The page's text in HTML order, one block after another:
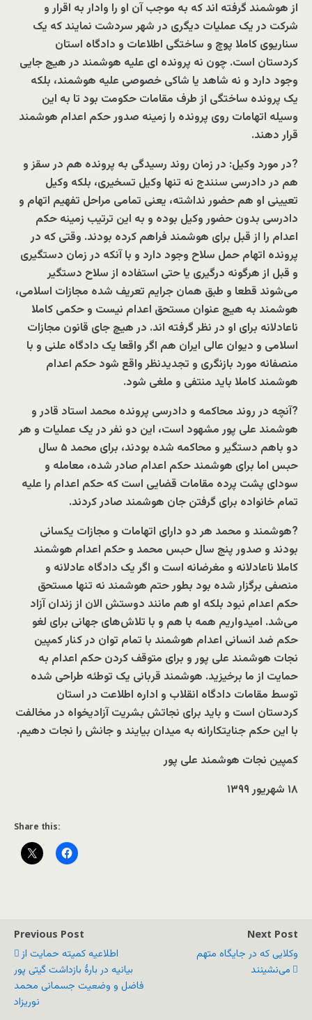
از هوشمند گرفته اند که به موجب آن او را وادار به اقرار و
شرکت در یک عملیات دیگری در شهر سردشت نمایند که یک
سناریوی کاملا پوچ و ساختگی اطلاعات و دادگاه استان
کردستان است. چون نه پرونده ای علیه هوشمند در هیچ جایی
وجود دارد و نه شاهد یا شاکی خصوصی علیه هوشمند، بلکه
یک پرونده ساختگی از طرف مقامات حکومت بود تا به این
وسیله اتهامات روی پرونده را زمینه صدور حکم اعدام هوشمند
قرار دهند.
?در مورد وکیل: در زمان روند رسیدگی به پرونده هم در سقز و
هم در دادرسی سنندج نه تنها وکیل تسخیری، بلکه وکیل
تعیینی او هم حضور نداشته، یعنی تمامی مراحل تفهیم اتهام و
دادرسی بدون حضور وکیل بوده و به این ترتیب زمینه حکم
اعدام را از قبل برای هوشمند فراهم کرده بودند. وقتی که در
پرونده اتهام حمل سلاح وجود دارد و با آنکه در زمان دستگیری
و قبل از هرگونه درگیری یا حتی استفاده از سلاح دستگیر
می‌شوند قطعا و طبق همان جرایم تعریف شده مجازات اسلامی،
هوشمند به هیچ عنوان مستحق اعدام نیست و حکمی کاملا
ناعادلانه برای او در نظر گرفته اند. در هیچ جای قانون مجازات
اسلامی و دیوان عالی ایران هم اگر واقعا یک دادگاه علنی و با
منصفانه مورد بازنگری و تجدیدنظر واقع شود حکم اعدام
هوشمند کاملا باید منتفی و ملغی شود.
?آنچه در روند محاکمه و دادرسی پرونده محمد استاد قادر و
هوشمند علی پور مشهود است، این دو نفر در یک عملیات و هر
دو باهم دستگیر و محاکمه شده بودند، برای محمد
۵ سال
حبس اما برای هوشمند حکم اعدام صادر شده، معامله و
سودای پشت پرده مقامات قضایی است که حکم اعدام را علیه
تمام خانواده برای گرفتن جان هوشمند صادر کردند.
?هوشمند و محمد هر دو دارای اتهامات و مجازات یکسانی
بودند و صدور پنج سال حبس محمد و حکم اعدام هوشمند
کاملا ناعادلانه و مغرضانه است و اگر یک دادگاه عادلانه و
منصفی برگزار شده بود بطور حتم هوشمند نه تنها مستحق
حکم اعدام نبود بلکه او هم مانند دوستش الان از زندان آزاد
می‌شد. امیدواریم همه با هم و با تلاش‌های جهانی برای لغو
حکم ضد انسانی اعدام هوشمند با تمام توان در کنار کمپین
نجات هوشمند علی پور و برای متوقف کردن حکم اعدام به
حمایت از ما برخیزید. هوشمند قربانی یک توطئه طراحی شده
توسط مقامات دادگاه انقلاب و اداره اطلاعت در استان
کردستان است و باید برای نجاتش بشریت آزادیخواه در مخالفت
با این حکم جنایتکارانه به میدان بیایند و جانش را نجات دهیم.
کمپین نجات هوشمند علی پور
۱۸ شهریور
۱۳۹۹
Share this:
Previous Post
اطلاعیه کمیته حمایت از
بیانیه در بارۀ بازداشت گیتی پور
فاضل و وضعیت جسمانی محمد
نوریزاد
Next Post
وکلایی که در جایگاه متهم
می‌نشینند